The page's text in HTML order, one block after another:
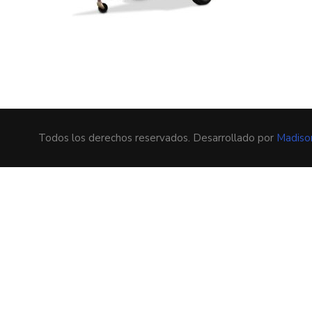
Todos los derechos reservados. Desarrollado por